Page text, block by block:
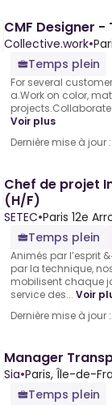
CMF Designer
Collective.work•
Temps plein
For several
a.Work on color,
Voir plus
Dernière mise à jour
Chef de projet
(H/F)
SETEC•Paris 12e
Temps plein
Animés par l’esprit
par la technique,
mobilisent chaque
service des... Voir
Dernière mise à jour
Manager
Sia•Paris, Île-de-
Temps plein